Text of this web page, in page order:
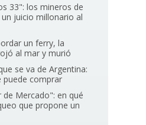
33": los mineros de
juicio millonario al
un ferry, la
al mar y murió
se va de Argentina:
puede comprar
de Mercado": en qué
que propone un